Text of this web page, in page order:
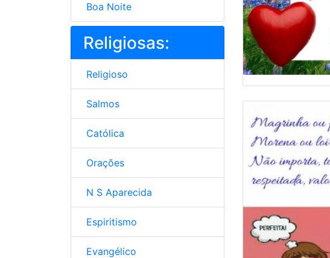
Boa Noite
Religiosas:
Religioso
Salmos
Católica
Orações
N S Aparecida
Espiritismo
Evangélico